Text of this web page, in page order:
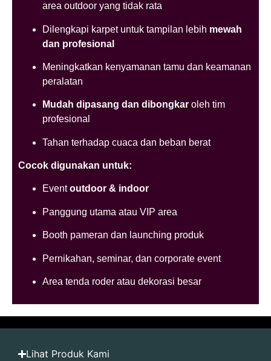
area outdoor yang tidak rata
Dilengkapi karpet untuk tampilan lebih mewah
dan profesional
Meningkatkan kenyamanan tamu dan keamanan
peralatan
Mudah dipasang dan dibongkar oleh tim
profesional
Tahan terhadap cuaca dan beban berat
Cocok digunakan untuk:
Eventoutdoor & indoor
Panggung utama atau VIP area
Booth pameran dan launching produk
Pernikahan, seminar, dan corporate event
Area tenda roder atau dekorasi besar
Lihat Produk Kami